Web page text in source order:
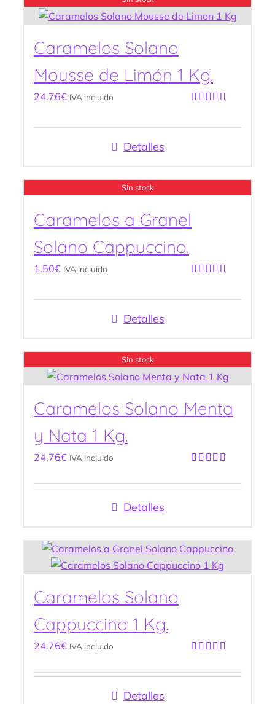
Caramelos Solano
Mousse de Limón 1 Kg.
con5.00de
5
24.76€ IVA incluido
Detalles
Sin stock
Caramelos a Granel
Solano Cappuccino.
con5.00de
5
1.50€ IVA incluido
Detalles
Sin stock
Caramelos Solano Menta
y Nata 1 Kg.
con5.00de
5
24.76€ IVA incluido
Detalles
Caramelos Solano
Cappuccino 1 Kg.
con5.00de
5
24.76€ IVA incluido
Detalles